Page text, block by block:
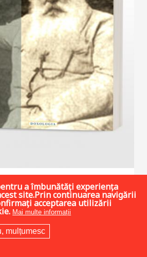
to cart Add to wish list
36 LEI
a îmbunătăți experiența
site.Prin continuarea navigării
acceptarea utilizării
Mai multe informații
mulțumesc